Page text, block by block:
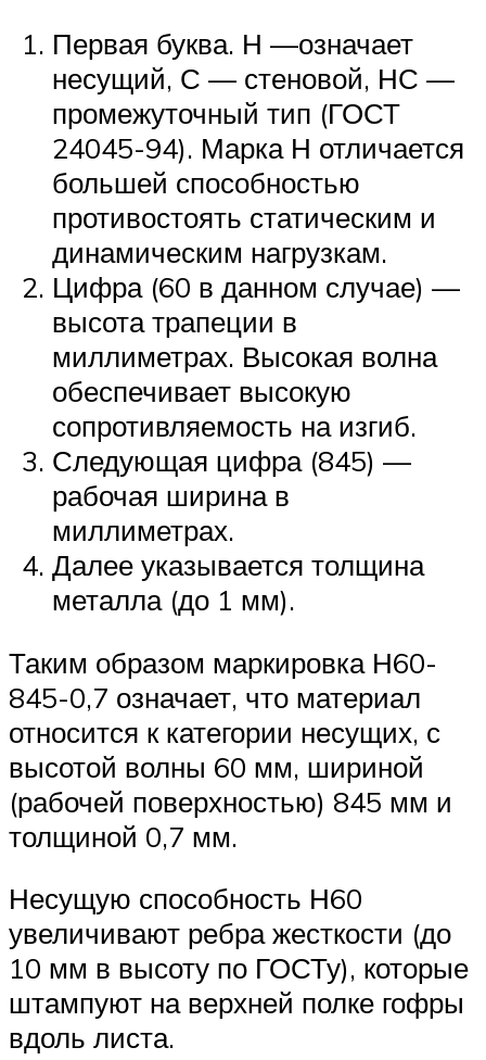
Первая буква. Н —означает
несущий, С — стеновой, НС —
промежуточный тип (ГОСТ
24045-94). Марка Н отличается
большей способностью
противостоять статическим и
динамическим нагрузкам.
Цифра (60 в данном случае) —
высота трапеции в
миллиметрах. Высокая волна
обеспечивает высокую
сопротивляемость на изгиб.
Следующая цифра (845) —
рабочая ширина в
миллиметрах.
Далее указывается толщина
металла (до 1 мм).
Таким образом маркировка Н60-
845-0,7 означает, что материал
относится к категории несущих, с
высотой волны 60 мм, шириной
(рабочей поверхностью) 845 мм и
толщиной 0,7 мм.
Несущую способность Н60
увеличивают ребра жесткости (до
10 мм в высоту по ГОСТу), которые
штампуют на верхней полке гофры
вдоль листа.